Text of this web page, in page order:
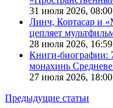
31 июля 2026, 08:00
Линч, Кортасар и
цепляет
28 июля 2026, 16:59
Книги-биографии:
монахинь
27 июля 2026, 18:00
Предыдущие статьи